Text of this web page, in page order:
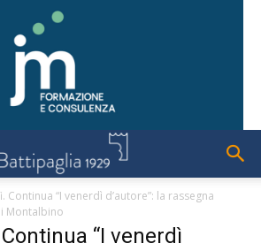
Continua “I venerdì d’autore”: la rassegna
Montalbino
“I venerdì